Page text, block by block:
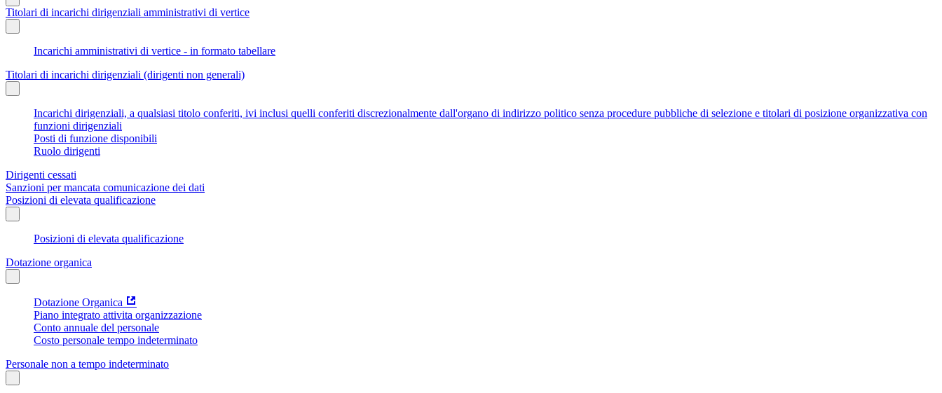
Titolari di incarichi dirigenziali amministrativi di vertice
Incarichi amministrativi di vertice - in formato tabellare
Titolari di incarichi dirigenziali (dirigenti non generali)
Incarichi dirigenziali, a qualsiasi titolo conferiti, ivi inclusi quelli conferiti discrezionalmente dall'organo di indirizzo politico senza procedure pubbliche di selezione e titolari di posizione organizzativa con
funzioni dirigenziali
Posti di funzione disponibili
Ruolo dirigenti
Dirigenti cessati
Sanzioni per mancata comunicazione dei dati
Posizioni di elevata qualificazione
Posizioni di elevata qualificazione
Dotazione organica
Dotazione Organica
Piano integrato attivita organizzazione
Conto annuale del personale
Costo personale tempo indeterminato
Personale non a tempo indeterminato